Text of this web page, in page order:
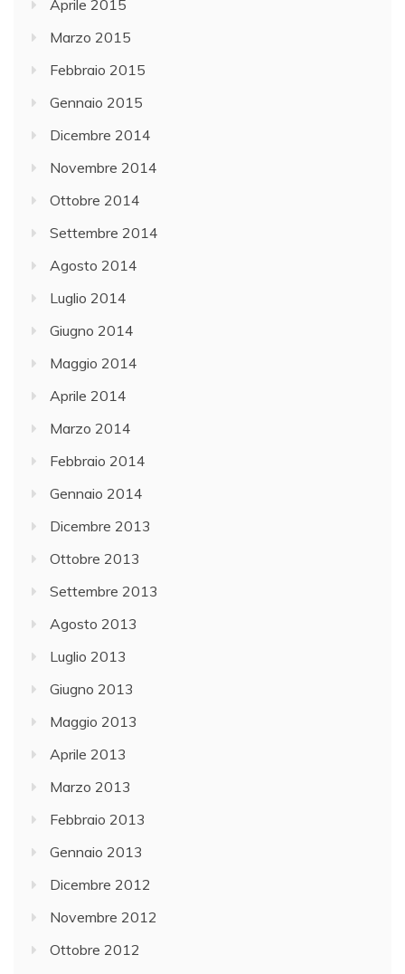
Aprile 2015
Marzo 2015
Febbraio 2015
Gennaio 2015
Dicembre 2014
Novembre 2014
Ottobre 2014
Settembre 2014
Agosto 2014
Luglio 2014
Giugno 2014
Maggio 2014
Aprile 2014
Marzo 2014
Febbraio 2014
Gennaio 2014
Dicembre 2013
Ottobre 2013
Settembre 2013
Agosto 2013
Luglio 2013
Giugno 2013
Maggio 2013
Aprile 2013
Marzo 2013
Febbraio 2013
Gennaio 2013
Dicembre 2012
Novembre 2012
Ottobre 2012